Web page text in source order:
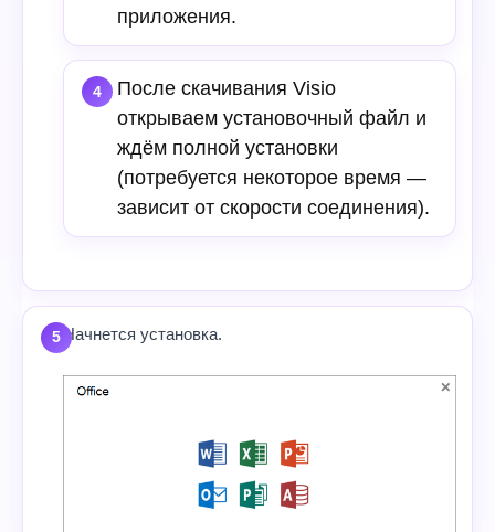
приложения.
После скачивания Visio
открываем установочный файл и
ждём полной установки
(потребуется некоторое время —
зависит от скорости соединения).
Начнется установка.